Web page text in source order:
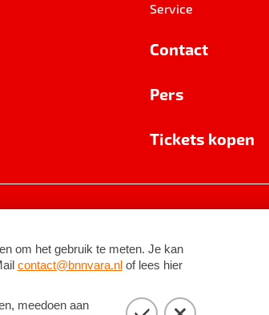
Service
Contact
Pers
Tickets kopen